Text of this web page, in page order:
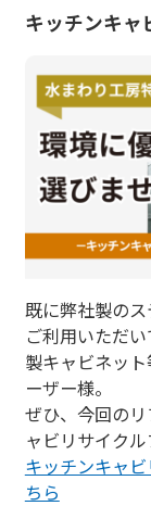
キッチンキャ
既に弊社製の
ご利用いただ
製キャビネッ
ーザー様。
ぜひ、今回の
ャビリサイク
キッチンキャ
ちら